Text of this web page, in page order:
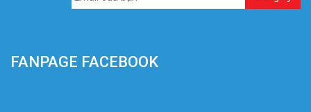
FANPAGE FACEBOOK